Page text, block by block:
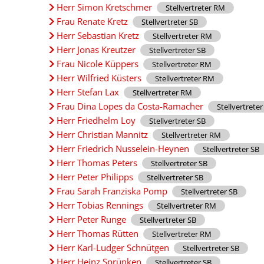
Herr Simon Kretschmer Stellvertreter RM
Frau Renate Kretz Stellvertreter SB
Herr Sebastian Kretz Stellvertreter RM
Herr Jonas Kreutzer Stellvertreter SB
Frau Nicole Küppers Stellvertreter RM
Herr Wilfried Küsters Stellvertreter RM
Herr Stefan Lax Stellvertreter RM
Frau Dina Lopes da Costa-Ramacher Stellvertreter
Herr Friedhelm Loy Stellvertreter SB
Herr Christian Mannitz Stellvertreter RM
Herr Friedrich Nusselein-Heynen Stellvertreter SB
Herr Thomas Peters Stellvertreter SB
Herr Peter Philipps Stellvertreter SB
Frau Sarah Franziska Pomp Stellvertreter SB
Herr Tobias Rennings Stellvertreter RM
Herr Peter Runge Stellvertreter SB
Herr Thomas Rütten Stellvertreter RM
Herr Karl-Ludger Schnütgen Stellvertreter SB
Herr Heinz Sprünken